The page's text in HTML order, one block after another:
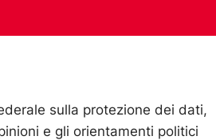
sulla protezione dei dati,
e gli orientamenti politici